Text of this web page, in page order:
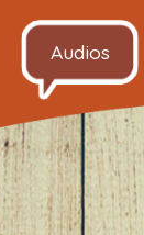
Audios